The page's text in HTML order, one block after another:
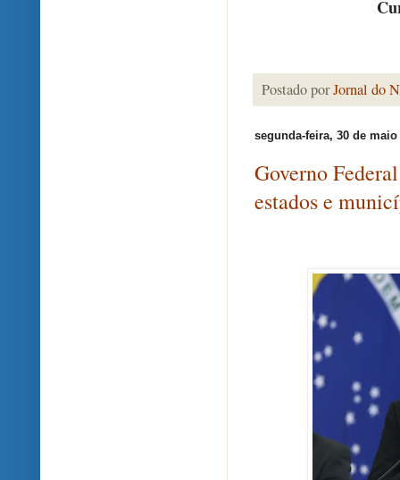
Postado porJornal do
segunda-feira, 30 de maio
Governo
estados e